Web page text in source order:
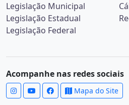
Legislação Municipal
Legislação Estadual
Legislação Federal
Acompanhe nas redes sociais
Mapa do Site